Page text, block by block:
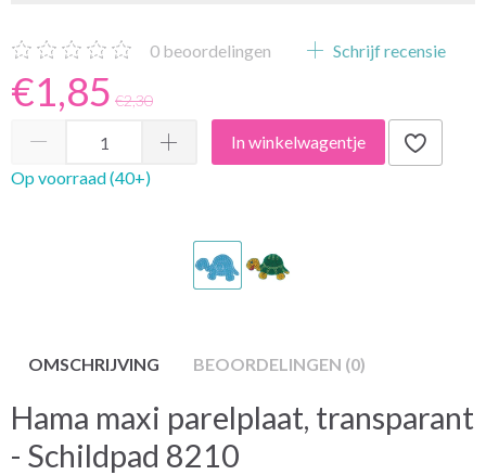
0 beoordelingen Schrijf recensie
€1,85 €2,30
In winkelwagentje
Op voorraad (40+)
OMSCHRIJVING BEOORDELINGEN (0)
Hama maxi parelplaat, transparant
- Schildpad 8210